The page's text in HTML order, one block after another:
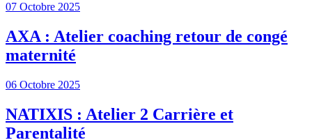
07 Octobre 2025
AXA : Atelier coaching retour de congé
maternité
06 Octobre 2025
NATIXIS : Atelier 2 Carrière et
Parentalité